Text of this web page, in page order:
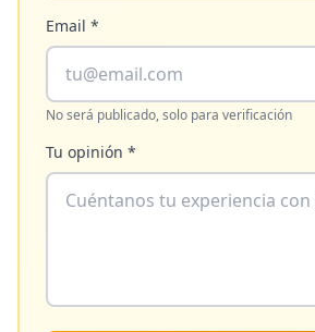
Email *
No será publicado, solo para verificación
Tu opinión *